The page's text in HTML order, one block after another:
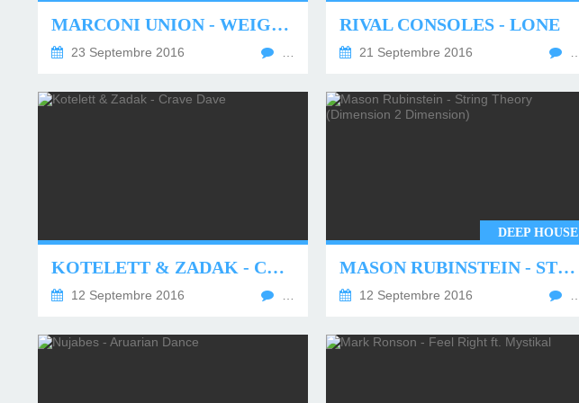
MARCONI UNION - WEIGHTLESS BY JUST MUSIC LABEL
23 Septembre 2016
RIVAL CONSOLES - LONE
21 Septembre 2016
KOTELETT & ZADAK - CRAVE DAVE
12 Septembre 2016
DEEP HOUSE
MASON RUBINSTEIN - STRING THEORY (DIMENSION 2 DIMENSION)
12 Septembre 2016